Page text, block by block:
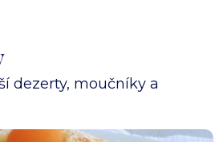
dezerty, moučníky a